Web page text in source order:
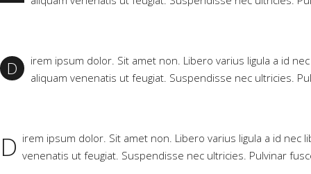
D
irem ipsum dolor. Sit amet non. Libero varius ligula a id
aliquam venenatis ut feugiat. Suspendisse nec ultricies.
D irem ipsum dolor. Sit amet non. Libero varius ligula a id
venenatis ut feugiat. Suspendisse nec ultricies. Pulvinar